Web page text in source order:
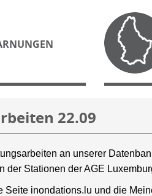
22.09
an unserer
der Stationen der AGE
Seite inondations.lu und die